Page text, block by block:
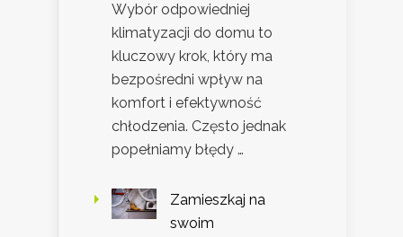
Wybór odpowiedniej
klimatyzacji do domu to
kluczowy krok, który ma
bezpośredni wpływ na
komfort i efektywność
chłodzenia. Często jednak
popełniamy błędy …
Zamieszkaj na
swoim